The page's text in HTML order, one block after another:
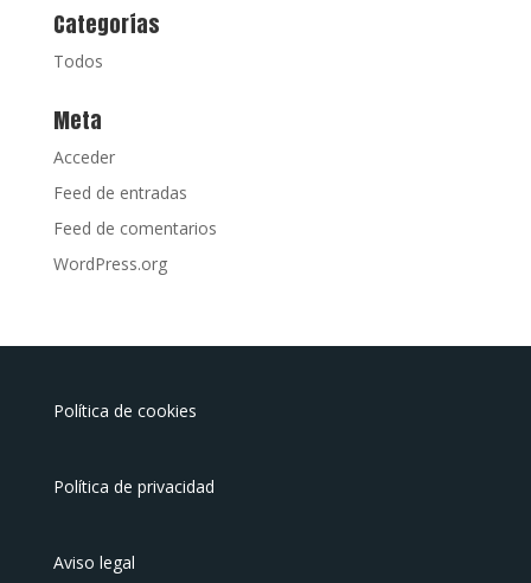
Categorías
Todos
Meta
Acceder
Feed de entradas
Feed de comentarios
WordPress.org
Política de cookies
Política de privacidad
Aviso legal